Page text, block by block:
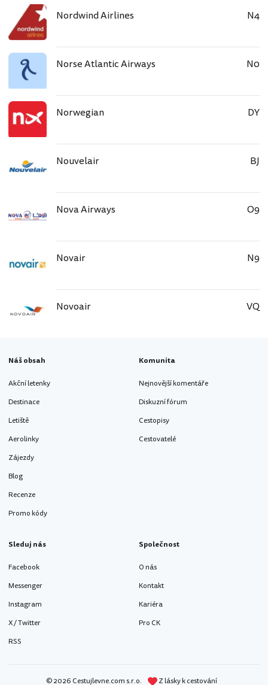
Nordwind Airlines N4
Norse Atlantic Airways N0
Norwegian DY
Nouvelair BJ
Nova Airways O9
Novair N9
Novoair VQ
Náš obsah
Akční letenky
Destinace
Letiště
Aerolinky
Zájezdy
Blog
Recenze
Promo kódy
Komunita
Nejnovější komentáře
Diskuzní fórum
Cestopisy
Cestovatelé
Sleduj nás
Facebook
Messenger
Instagram
X / Twitter
RSS
Společnost
O nás
Kontakt
Kariéra
Pro CK
© 2026 Cestujlevne.com s.r.o. Z lásky k cestování